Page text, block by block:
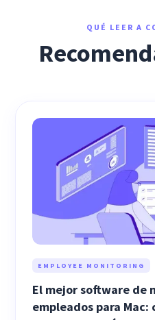
QUÉ LEER A
EMPLOYEE MONITORING
El mejor software de
empleados para